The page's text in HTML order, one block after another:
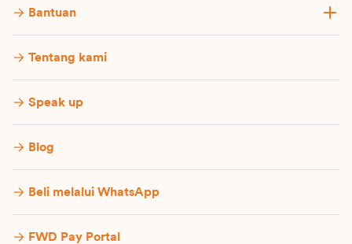
Bantuan
Tentang kami
Speak up
Blog
Beli melalui WhatsApp
FWD Pay Portal